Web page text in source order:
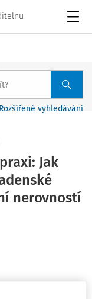
Rozšířené vyhledávání
Jak
nerovností